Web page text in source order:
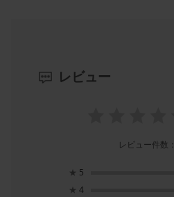
レビュー
レビュー件数：
★ 5
★ 4